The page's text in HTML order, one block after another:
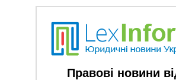
Правові новини